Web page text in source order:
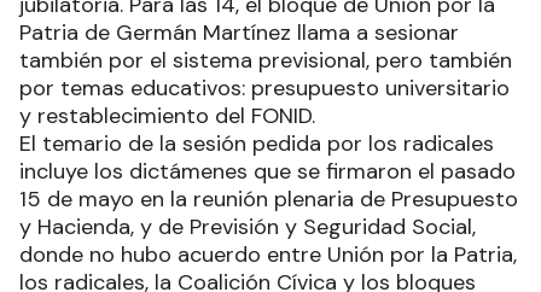
Patria de Germán Martínez llama a sesionar
también por el sistema previsional, pero también
por temas educativos: presupuesto universitario
y restablecimiento del FONID.
El temario de la sesión pedida por los radicales
incluye los dictámenes que se firmaron el pasado
15 de mayo en la reunión plenaria de Presupuesto
y Hacienda, y de Previsión y Seguridad Social,
donde no hubo acuerdo entre Unión por la Patria,
los radicales, la Coalición Cívica y los bloques